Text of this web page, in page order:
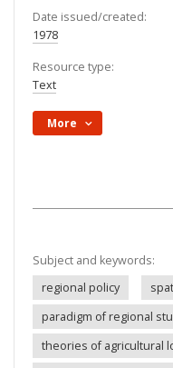
Date issued/created:
1978
Resource type:
Text
More
Subject and keywords:
regional policy
paradigm of regional
theories of agricultural